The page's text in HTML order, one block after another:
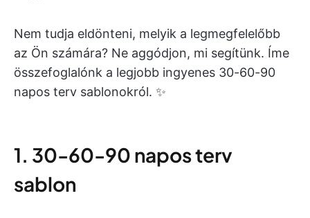
Nem tudja eldönteni, melyik a legmegfelelőbb
az Ön számára? Ne aggódjon, mi segítünk. Íme
összefoglalónk a legjobb ingyenes 30-60-90
napos terv sablonokról. ✨
1. 30-60-90 napos terv
sablon